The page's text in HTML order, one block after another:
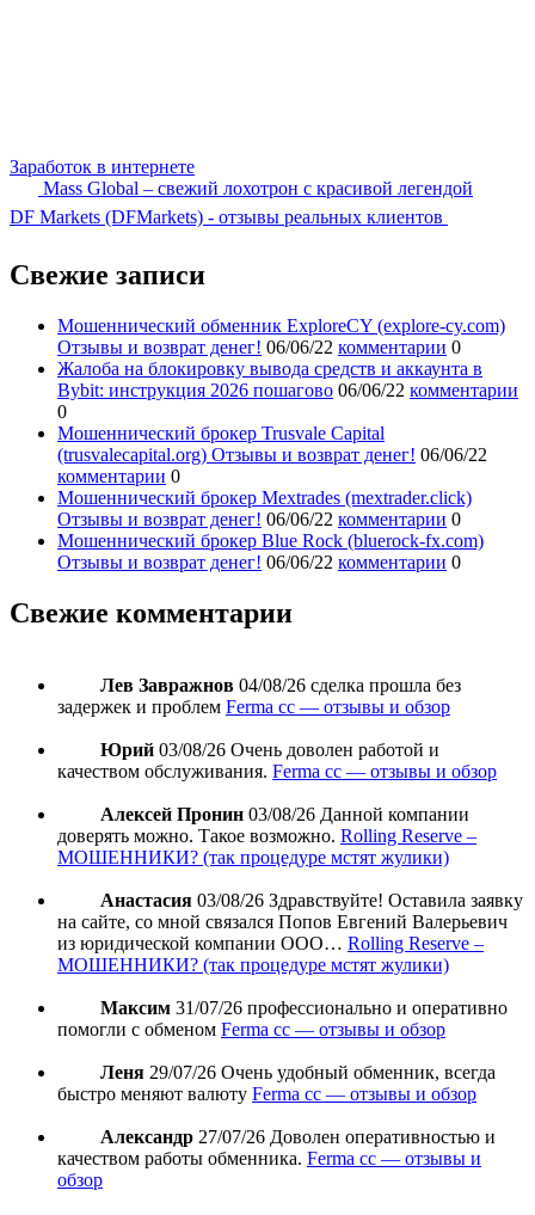
Заработок в интернете
Mass Global – свежий лохотрон с красивой легендой
DF Markets (DFMarkets) - отзывы реальных клиентов
Свежие записи
Мошеннический обменник ExploreCY (explore-cy.com)
Отзывы и возврат денег! 06/06/22 комментарии 0
Жалоба на блокировку вывода средств и аккаунта в
Bybit: инструкция 2026 пошагово 06/06/22 комментарии
0
Мошеннический брокер Trusvale Capital
(trusvalecapital.org) Отзывы и возврат денег! 06/06/22
комментарии 0
Мошеннический брокер Mextrades (mextrader.click)
Отзывы и возврат денег! 06/06/22 комментарии 0
Мошеннический брокер Blue Rock (bluerock-fx.com)
Отзывы и возврат денег! 06/06/22 комментарии 0
Свежие комментарии
Лев Завражнов 04/08/26 сделка прошла без
задержек и проблем Ferma cc — отзывы и обзор
Юрий 03/08/26 Очень доволен работой и
качеством обслуживания. Ferma cc — отзывы и обзор
Алексей Пронин 03/08/26 Данной компании
доверять можно. Такое возможно. Rolling Reserve –
МОШЕННИКИ? (так процедуре мстят жулики)
Анастасия 03/08/26 Здравствуйте! Оставила заявку
на сайте, со мной связался Попов Евгений Валерьевич
из юридической компании ООО… Rolling Reserve –
МОШЕННИКИ? (так процедуре мстят жулики)
Максим 31/07/26 профессионально и оперативно
помогли с обменом Ferma cc — отзывы и обзор
Леня 29/07/26 Очень удобный обменник, всегда
быстро меняют валюту Ferma cc — отзывы и обзор
Александр 27/07/26 Доволен оперативностью и
качеством работы обменника. Ferma cc — отзывы и
обзор